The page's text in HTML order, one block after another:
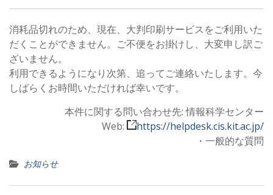
消耗品切れのため、現在、大判印刷サービスをご利用いた
だくことができません。ご不便をお掛けし、大変申し訳ご
ざいません。
利用できるようになり次第、追ってご連絡いたします。今
しばらくお時間いただければ幸いです。
本件に関する問い合わせ先: 情報科学センター
Web:
https://helpdesk.cis.kit.ac.jp/
・一般的な質問
お知らせ